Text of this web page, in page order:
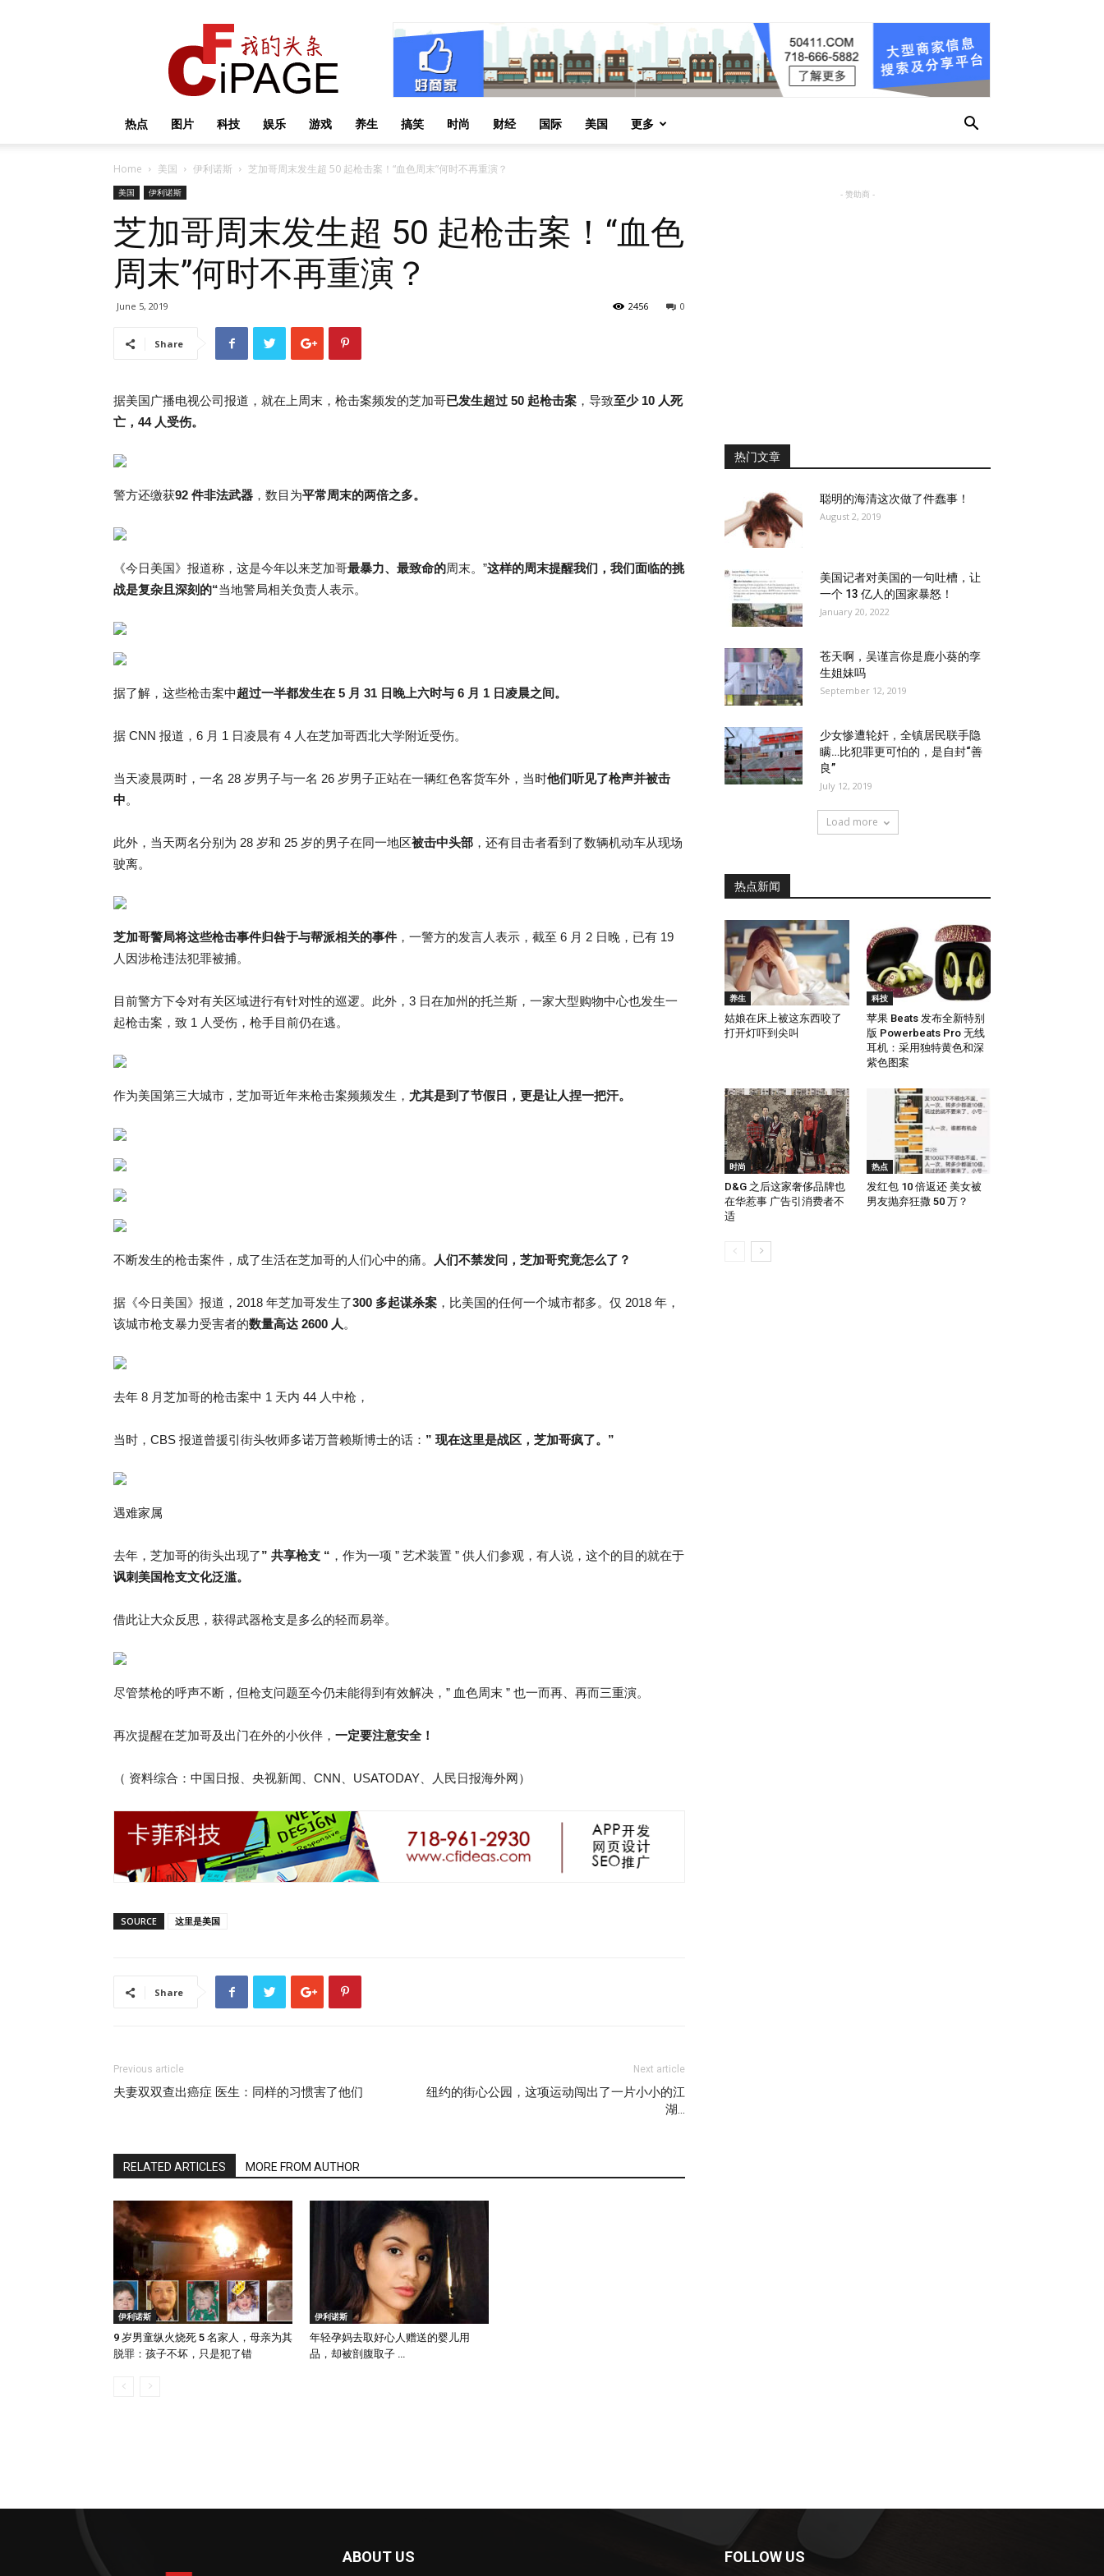
热点 图片 科技 娱乐 游戏 养生 搞笑 时尚 财经 国际 美国 更多
Home 美国 伊利诺斯 芝加哥周末发生超 50 起枪击案！“血色周末”何时不再重演？
美国 伊利诺斯
芝加哥周末发生超 50 起枪击案！“血色
周末”何时不再重演？
June 5, 2019 0
2456
Share
据美国广播电视公司报道，就在上周末，枪击案频发的芝加哥已发生超过 50 起枪击案 ，导致至少 10 人死
亡，44 人受伤。
警方还缴获92 件非法武器 ，数目为平常周末的两倍之多。
《今日美国》报道称，这是今年以来芝加哥最暴力、最致命的周末。”这样的周末提醒我们， 我们面临的挑
战是复杂且深刻的“当地警局相关负责人表示。
据了解，这些枪击案中超过一半都发生在 5 月 31 日晚上六时与 6 月 1 日凌晨之间。
据 CNN 报道，6 月 1 日凌晨有 4 人在芝加哥西北大学附近受伤。
当天凌晨两时，一名 28 岁男子与一名 26 岁男子正站在一辆红色客货车外，当时他们听见了枪声并被击
中。
此外，当天两名分别为 28 岁和 25 岁的男子在同一地区被击中头部 ，还有目击者看到了数辆机动车从现场
驶离。
芝加哥警局将这些枪击事件归咎于与帮派相关的事件，一警方的发言人表示，截至 6 月 2 日晚，已有 19
人因涉枪违法犯罪被捕。
目前警方下令对有关区域进行有针对性的巡逻。此外，3 日在加州的托兰斯，一家大型购物中心也发生一
起枪击案，致 1 人受伤，枪手目前仍在逃。
作为美国第三大城市，芝加哥近年来枪击案频频发生， 尤其是到了节假日，更是让人捏一把汗。
不断发生的枪击案件，成了生活在芝加哥的人们心中的痛。 人们不禁发问，芝加哥究竟怎么了？
据《今日美国》报道，2018 年芝加哥发生了300 多起谋杀案 ，比美国的任何一个城市都多。仅 2018 年，
该城市枪支暴力受害者的数量高达 2600 人 。
去年 8 月芝加哥的枪击案中 1 天内 44 人中枪，
当时，CBS 报道曾援引街头牧师多诺万普赖斯博士的话： ” 现在这里是战区，芝加哥疯了。”
遇难家属
去年，芝加哥的街头出现了” 共享枪支 “ ，作为一项 ” 艺术装置 ” 供人们参观，有人说，这个的目的就在于
讽刺美国枪支文化泛滥。
借此让大众反思，获得武器枪支是多么的轻而易举。
尽管禁枪的呼声不断，但枪支问题至今仍未能得到有效解决，” 血色周末 ” 也一而再、再而三重演。
再次提醒在芝加哥及出门在外的小伙伴， 一定要注意安全！
（ 资料综合：中国日报、央视新闻、CNN、USATODAY、人民日报海外网）
SOURCE 这里是美国
Share
Previous article
夫妻双双查出癌症 医生：同样的习惯害了他们
Next article
纽约的街心公园，这项运动闯出了一片小小的江
湖…
RELATED ARTICLES MORE FROM AUTHOR
伊利诺斯
9 岁男童纵火烧死 5 名家人，母亲为其
脱罪：孩子不坏，只是犯了错
伊利诺斯
年轻孕妈去取好心人赠送的婴儿用
品，却被剖腹取子 …
- 赞助商 -
热门文章
聪明的海清这次做了件蠢事！
August 2, 2019
美国记者对美国的一句吐槽，让
一个 13 亿人的国家暴怒！
January 20, 2022
苍天啊，吴谨言你是鹿小葵的孪
生姐妹吗
September 12, 2019
少女惨遭轮奸，全镇居民联手隐
瞒…比犯罪更可怕的，是自封“善
良”
July 12, 2019
Load more
热点新闻
养生
姑娘在床上被这东西咬了
打开灯吓到尖叫
科技
苹果 Beats 发布全新特别
版 Powerbeats Pro 无线
耳机：采用独特黄色和深
紫色图案
时尚
D&G 之后这家奢侈品牌也
在华惹事 广告引消费者不
适
热点
发红包 10 倍返还 美女被
男友抛弃狂撒 50 万？
ABOUT US FOLLOW US